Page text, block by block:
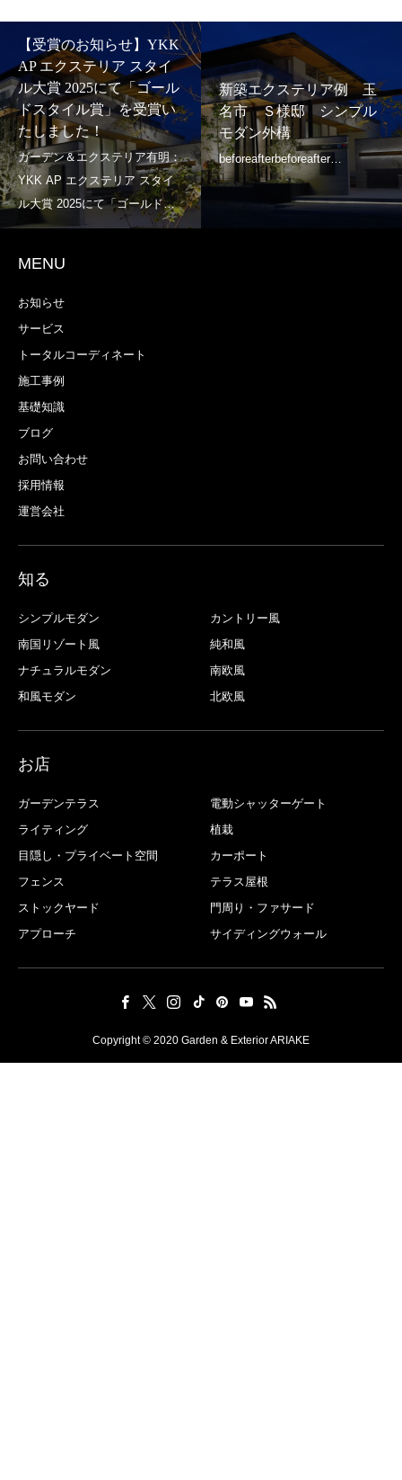
【受賞のお知らせ】YKK
AP エクステリア スタイ
ル大賞 2025にて「ゴール
ドスタイル賞」を受賞い
たしました！
新築エクステリア例 玉
名市 Ｓ様邸 シンプル
モダン外構
MENU
お知らせ
サービス
トータルコーディネート
施工事例
基礎知識
ブログ
お問い合わせ
採用情報
運営会社
知る
シンプルモダン
カントリー風
南国リゾート風
純和風
ナチュラルモダン
南欧風
和風モダン
北欧風
お店
ガーデンテラス
電動シャッターゲート
ライティング
植栽
目隠し・プライベート空間
カーポート
フェンス
テラス屋根
ストックヤード
門周り・ファサード
アプローチ
サイディングウォール
Copyright © 2020 Garden & Exterior ARIAKE